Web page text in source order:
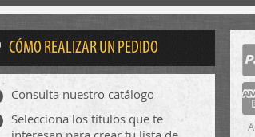
CÓMO REALIZAR UN PEDIDO
Consulta nuestro catálogo
Selecciona los títulos que te